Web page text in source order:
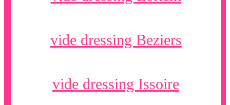
vide dressing Beziers
vide dressing Issoire